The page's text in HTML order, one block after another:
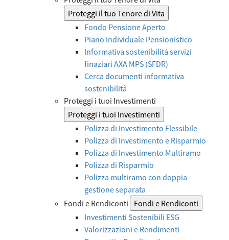
Proteggi il tuo Tenore di Vita
Fondo Pensione Aperto
Piano Individuale Pensionistico
Informativa sostenibilità servizi
finaziari AXA MPS (SFDR)
Cerca documenti informativa
sostenibilità
Proteggi i tuoi Investimenti
Proteggi i tuoi Investimenti
Polizza di Investimento Flessibile
Polizza di Investimento e Risparmio
Polizza di Investimento Multiramo
Polizza di Risparmio
Polizza multiramo con doppia
gestione separata
Fondi e Rendiconti
Fondi e Rendiconti
Investimenti Sostenibili ESG
Valorizzazioni e Rendimenti